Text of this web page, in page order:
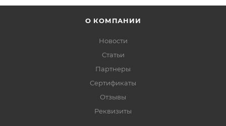
О КОМПАНИИ
Новости
Статьи
Партнеры
Сертификаты
Отзывы
Реквизиты